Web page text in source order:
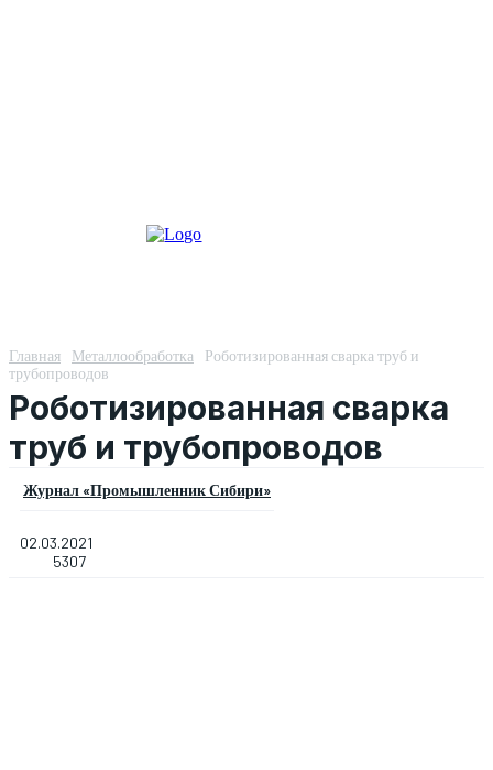
Главная Металлообработка
Роботизированная сварка труб и
трубопроводов
Роботизированная сварка
труб и трубопроводов
Журнал «Промышленник Сибири»
02.03.2021
5307